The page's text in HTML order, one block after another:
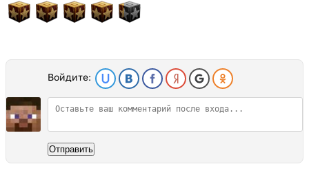
Войдите:
Отправить